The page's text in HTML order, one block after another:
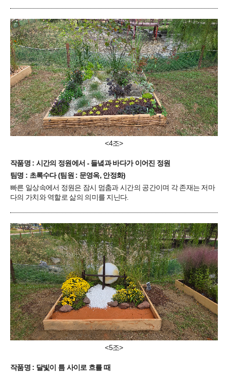
<4조>
작품명 : 시간의 정원에서 - 들녘과 바다가 이어진 정원
팀명 : 초록수다 (팀원 : 문영옥, 안정화)
빠른 일상속에서 정원은 잠시 멈춤과 시간의 공간이며 각 존재는 저마
다의 가치와 역할로 삶의 의미를 지닌다.
<5조>
작품명 : 달빛이 틈 사이로 흐를 때